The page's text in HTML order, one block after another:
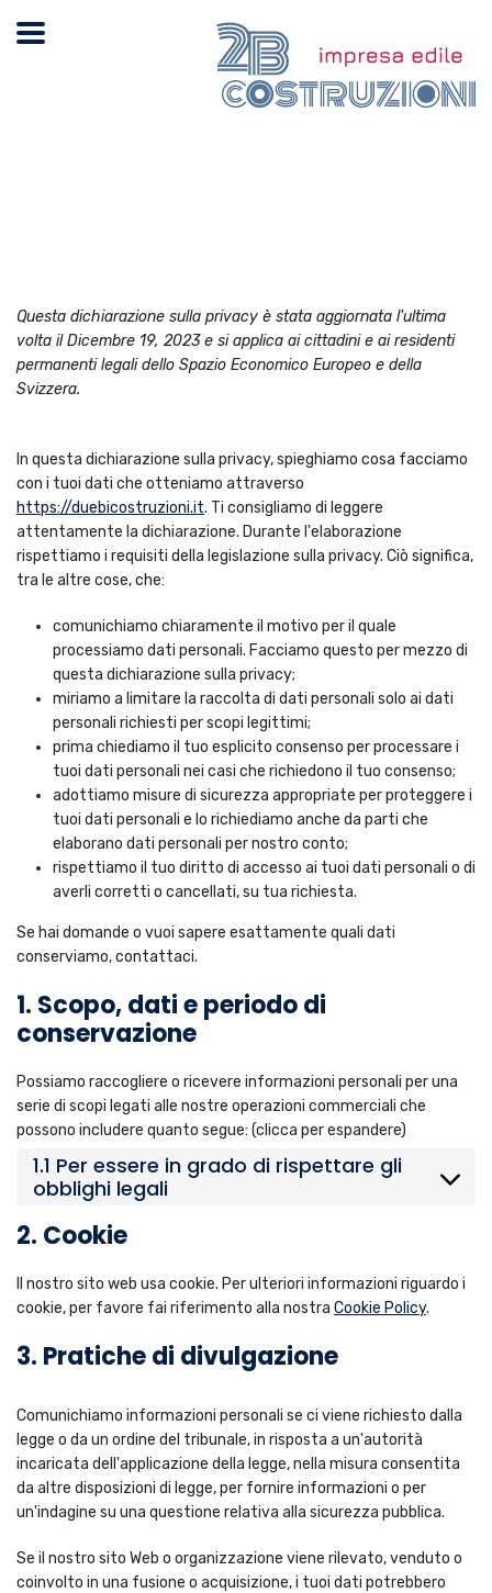
Questa dichiarazione sulla privacy è stata aggiornata l'ultima
volta il Dicembre 19, 2023 e si applica ai cittadini e ai residenti
permanenti legali dello Spazio Economico Europeo e della
Svizzera.
In questa dichiarazione sulla privacy, spieghiamo cosa facciamo
con i tuoi dati che otteniamo attraverso
https://duebicostruzioni.it. Ti consigliamo di leggere
attentamente la dichiarazione. Durante l'elaborazione
rispettiamo i requisiti della legislazione sulla privacy. Ciò significa,
tra le altre cose, che:
comunichiamo chiaramente il motivo per il quale
processiamo dati personali. Facciamo questo per mezzo di
questa dichiarazione sulla privacy;
miriamo a limitare la raccolta di dati personali solo ai dati
personali richiesti per scopi legittimi;
prima chiediamo il tuo esplicito consenso per processare i
tuoi dati personali nei casi che richiedono il tuo consenso;
adottiamo misure di sicurezza appropriate per proteggere i
tuoi dati personali e lo richiediamo anche da parti che
elaborano dati personali per nostro conto;
rispettiamo il tuo diritto di accesso ai tuoi dati personali o di
averli corretti o cancellati, su tua richiesta.
Se hai domande o vuoi sapere esattamente quali dati
conserviamo, contattaci.
1. Scopo, dati e periodo di
conservazione
Possiamo raccogliere o ricevere informazioni personali per una
serie di scopi legati alle nostre operazioni commerciali che
possono includere quanto segue: (clicca per espandere)
1.1 Per essere in grado di rispettare gli
obblighi legali
2. Cookie
Il nostro sito web usa cookie. Per ulteriori informazioni riguardo i
cookie, per favore fai riferimento alla nostra Cookie Policy.
3. Pratiche di divulgazione
Comunichiamo informazioni personali se ci viene richiesto dalla
legge o da un ordine del tribunale, in risposta a un'autorità
incaricata dell'applicazione della legge, nella misura consentita
da altre disposizioni di legge, per fornire informazioni o per
un'indagine su una questione relativa alla sicurezza pubblica.
Se il nostro sito Web o organizzazione viene rilevato, venduto o
coinvolto in una fusione o acquisizione, i tuoi dati potrebbero